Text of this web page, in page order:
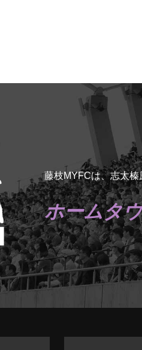
藤枝MYFCは、志太
ホームタ